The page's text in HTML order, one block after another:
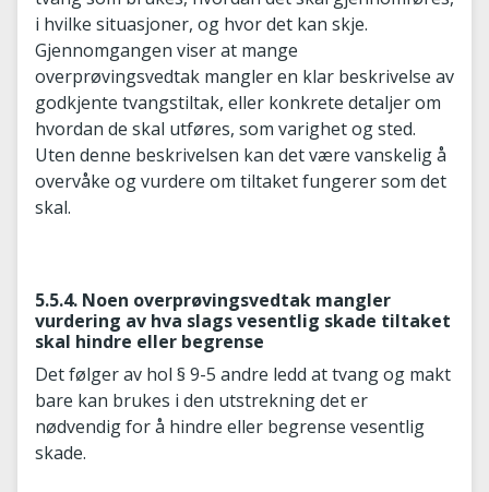
i hvilke situasjoner, og hvor det kan skje.
Gjennomgangen viser at mange
overprøvingsvedtak mangler en klar beskrivelse av
godkjente tvangstiltak, eller konkrete detaljer om
hvordan de skal utføres, som varighet og sted.
Uten denne beskrivelsen kan det være vanskelig å
overvåke og vurdere om tiltaket fungerer som det
skal.
5.5.4. Noen overprøvingsvedtak mangler
vurdering av hva slags vesentlig skade tiltaket
skal hindre eller begrense
Det følger av hol § 9-5 andre ledd at tvang og makt
bare kan brukes i den utstrekning det er
nødvendig for å hindre eller begrense vesentlig
skade.